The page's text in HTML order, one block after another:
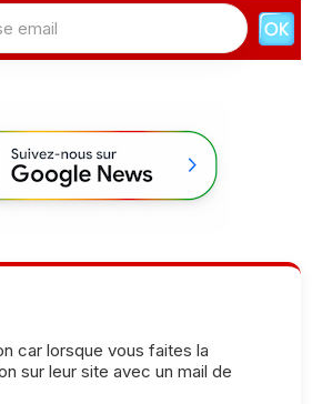
car lorsque vous faites la
sur leur site avec un mail de